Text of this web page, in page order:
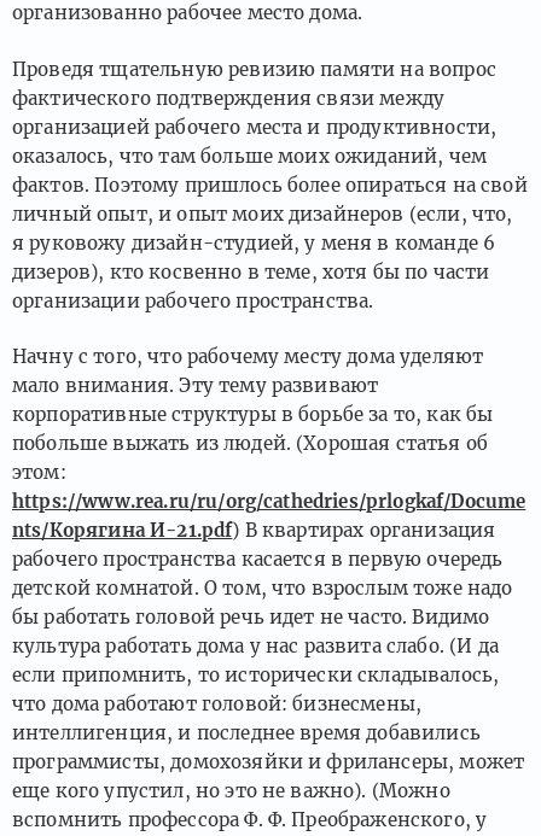
организованно рабочее место дома.
Проведя тщательную ревизию памяти на вопрос
фактического подтверждения связи между
организацией рабочего места и продуктивности,
оказалось, что там больше моих ожиданий, чем
фактов. Поэтому пришлось более опираться на свой
личный опыт, и опыт моих дизайнеров (если, что,
я руковожу дизайн-студией, у меня в команде 6
дизеров), кто косвенно в теме, хотя бы по части
организации рабочего пространства.
Начну с того, что рабочему месту дома уделяют
мало внимания. Эту тему развивают
корпоративные структуры в борьбе за то, как бы
побольше выжать из людей. (Хорошая статья об
этом:
https://www.rea.ru/ru/org/cathedries/prlogkaf/Docume
nts/Корягина И-21.pdf) В квартирах организация
рабочего пространства касается в первую очередь
детской комнатой. О том, что взрослым тоже надо
бы работать головой речь идет не часто. Видимо
культура работать дома у нас развита слабо. (И да
если припомнить, то исторически складывалось,
что дома работают головой: бизнесмены,
интеллигенция, и последнее время добавились
программисты, домохозяйки и фрилансеры, может
еще кого упустил, но это не важно). (Можно
вспомнить профессора Ф. Ф. Преображенского, у